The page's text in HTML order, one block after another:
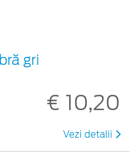
gri
€ 10,20
Vezi detalii